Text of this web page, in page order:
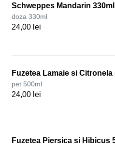
Schweppes Mandarin 330ml
doza 330ml
24,00 lei
Fuzetea Lamaie si Citronela
pet 500ml
24,00 lei
Fuzetea Piersica si Hibicus